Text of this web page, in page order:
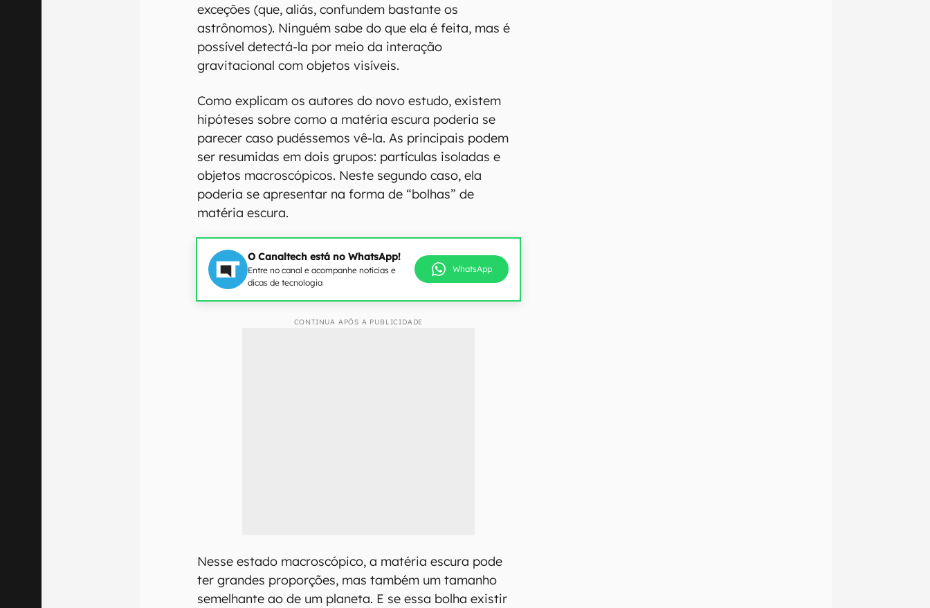
exceções (que, aliás, confundem bastante os
astrônomos). Ninguém sabe do que ela é feita, mas é
possível detectá-la por meio da interação
gravitacional com objetos visíveis.
Como explicam os autores do novo estudo, existem
hipóteses sobre como a matéria escura poderia se
parecer caso pudéssemos vê-la. As principais podem
ser resumidas em dois grupos: partículas isoladas e
objetos macroscópicos. Neste segundo caso, ela
poderia se apresentar na forma de “bolhas” de
matéria escura.
O Canaltech está no WhatsApp!
Entre no canal e acompanhe notícias e
dicas de tecnologia
WhatsApp
CONTINUA APÓS A PUBLICIDADE
Nesse estado macroscópico, a matéria escura pode
ter grandes proporções, mas também um tamanho
semelhante ao de um planeta. E se essa bolha existir